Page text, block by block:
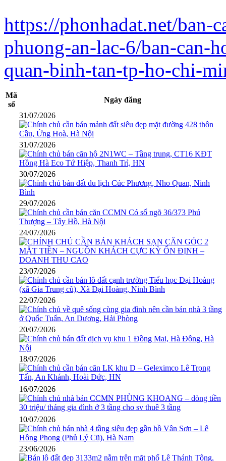
https://phonhadat.net/ban-
phuong-an-lac-6/ban-can-
quan-binh-tan-tp-ho-chi-
Mã
số
Ngày đăng
31/07/2026
31/07/2026
30/07/2026
29/07/2026
24/07/2026
23/07/2026
22/07/2026
20/07/2026
18/07/2026
16/07/2026
10/07/2026
23/06/2026